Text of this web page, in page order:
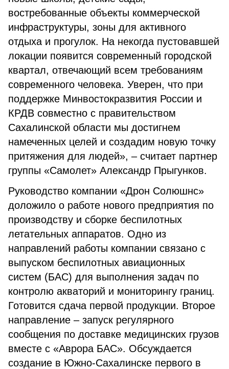
востребованные объекты коммерческой
инфраструктуры, зоны для активного
отдыха и прогулок. На некогда пустовавшей
локации появится современный городской
квартал, отвечающий всем требованиям
современного человека. Уверен, что при
поддержке Минвостокразвития России и
КРДВ совместно с правительством
Сахалинской области мы достигнем
намеченных целей и создадим новую точку
притяжения для людей», – считает партнер
группы «Самолет» Александр Прыгунков.
Руководство компании «Дрон Солюшнс»
доложило о работе нового предприятия по
производству и сборке беспилотных
летательных аппаратов. Одно из
направлений работы компании связано с
выпуском беспилотных авиационных
систем (БАС) для выполнения задач по
контролю акваторий и мониторингу границ.
Готовится сдача первой продукции. Второе
направление – запуск регулярного
сообщения по доставке медицинских грузов
вместе с «Аврора БАС». Обсуждается
создание в Южно-Сахалинске первого в